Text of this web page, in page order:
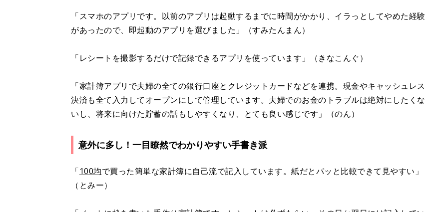
「スマホのアプリです。以前のアプリは起動するまでに時間がかかり、イラっとしてやめた経験
があったので、即起動のアプリを選びました」（すみたんまん）
「レシートを撮影するだけで記録できるアプリを使っています」（きなこんぐ）
「家計簿アプリで夫婦の全ての銀行口座とクレジットカードなどを連携。現金やキャッシュレス
決済も全て入力してオープンにして管理しています。夫婦でのお金のトラブルは絶対にしたくな
いし、将来に向けた貯蓄の話もしやすくなり、とても良い感じです」（のん）
意外に多し！一目瞭然でわかりやすい手書き派
「100均で買った簡単な家計簿に自己流で記入しています。紙だとパッと比較できて見やすい」
（とみー）